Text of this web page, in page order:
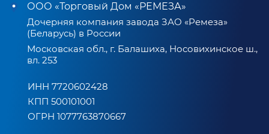
ООО «Торговый Дом «РЕМЕЗА»
Дочерняя компания завода ЗАО «Ремеза»
(Беларусь) в России
Московская обл., г. Балашиха, Носовихинское ш.,
вл. 253
ИНН 7720602428
КПП 500101001
ОГРН 1077763870667